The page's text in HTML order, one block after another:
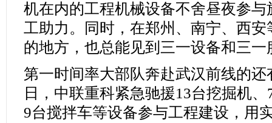
机在内的工程机械设备不舍昼夜参
工助力。同时，在郑州、南宁、西安
的地方，也总能见到三一设备和三
第一时间率大部队奔赴武汉前线的还
日，中联重科紧急驰援13台挖掘机
9台搅拌车等设备参与工程建设，用